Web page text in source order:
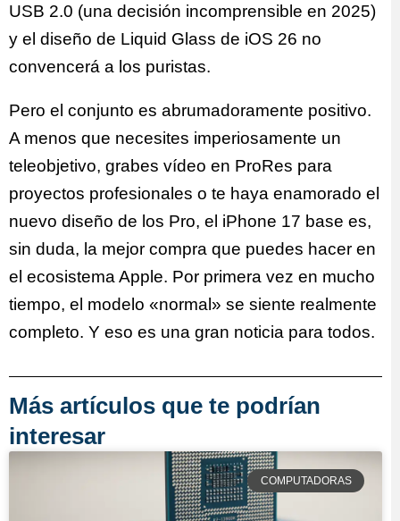
USB 2.0 (una decisión incomprensible en 2025)
y el diseño de Liquid Glass de iOS 26 no
convencerá a los puristas.
Pero el conjunto es abrumadoramente positivo.
A menos que necesites imperiosamente un
teleobjetivo, grabes vídeo en ProRes para
proyectos profesionales o te haya enamorado el
nuevo diseño de los Pro, el iPhone 17 base es,
sin duda, la mejor compra que puedes hacer en
el ecosistema Apple. Por primera vez en mucho
tiempo, el modelo «normal» se siente realmente
completo. Y eso es una gran noticia para todos.
Más artículos que te podrían
interesar
COMPUTADORAS